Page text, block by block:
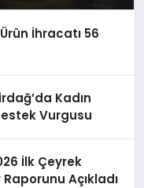
İhracatı 56
Kadın
Vurgusu
İlk Çeyrek
Açıkladı